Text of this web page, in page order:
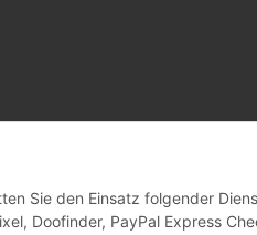
Sie den Einsatz folgender
Doofinder, PayPal Express